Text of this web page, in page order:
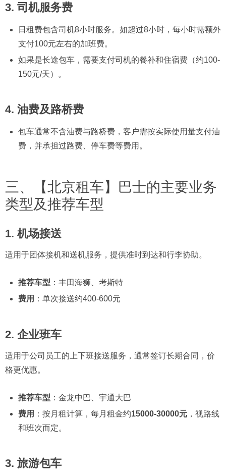
3. 司机服务费
日租费包含司机8小时服务。如超过8小时，每小时需额外
支付100元左右的加班费。
如果是长途包车，需要支付司机的餐补和住宿费（约100-
150元/天）。
4. 油费及路桥费
包车通常不含油费与路桥费，客户需按实际使用量支付油
费，并承担过路费、停车费等费用。
三、【北京租车】巴士的主要业务
类型及推荐车型
1. 机场接送
适用于团体接机和送机服务，提供准时到达和行李协助。
推荐车型 ：丰田海狮、考斯特
费用 ：单次接送约400-600元
2. 企业班车
适用于公司员工的上下班接送服务，通常签订长期合同，价
格更优惠。
推荐车型 ：金龙中巴、宇通大巴
费用 ：按月租计算，每月租金约15000-30000元，视路线
和班次而定。
3. 旅游包车